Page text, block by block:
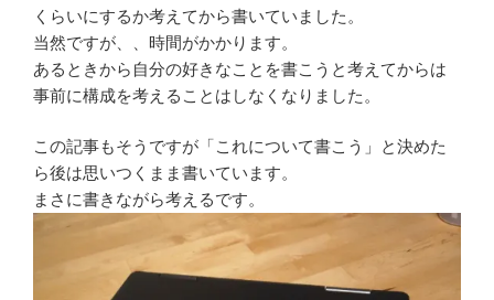
くらいにするか考えてから書いていました。
当然ですが、、時間がかかります。
あるときから自分の好きなことを書こうと考えてからは
事前に構成を考えることはしなくなりました。
この記事もそうですが「これについて書こう」と決めた
ら後は思いつくまま書いています。
まさに書きながら考えるです。